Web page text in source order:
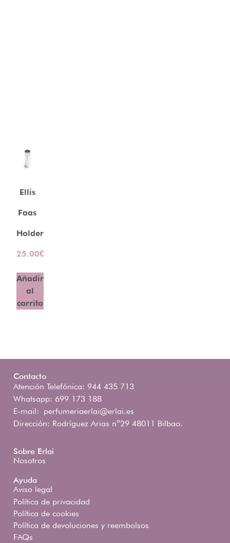
Ellis
Faas
Holder
25.00€
Añadir
al
carrito
Contacto
Atención Telefónica: 944 435 713
Whatsapp: 699 173 188
E-mail: perfumeriaerlai@erlai.es
Dirección: Rodríguez Arias nº29 48011 Bilbao.
Sobre Erlai
Nosotros
Ayuda
Aviso legal
Política de privacidad
Política de cookies
Política de devoluciones y reembolsos
FAQs